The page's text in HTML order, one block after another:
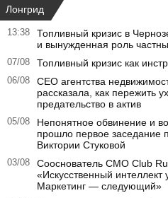
Лонгрид
13:38
Топливный кризис в
и вынужденная роль
07/08 Топливный кризис как
06/08
CEO агентства
рассказала, как пережить
предательство в актив
05/08
Непонятное обвинение и
прошло первое заседание
Виктории Стуковой
03/08
Сооснователь CMO Club
«Искусственный интеллект
Маркетинг — следующий»